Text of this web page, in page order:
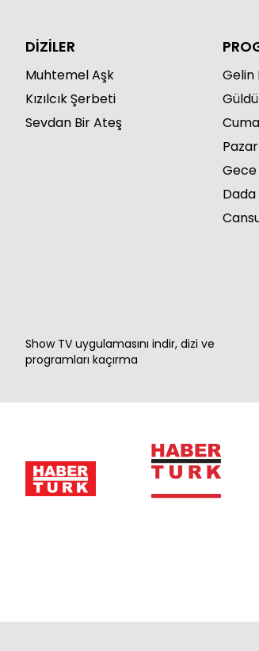
DİZİLER
Muhtemel Aşk
Kızılcık Şerbeti
Sevdan Bir Ateş
Gelin
Gece
Show TV uygulamasını indir, dizi ve
programları kaçırma